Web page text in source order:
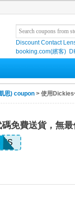
Discount Contact
booking.com(繽客)
思) coupon > 使用Dickies
免費送貨，無最